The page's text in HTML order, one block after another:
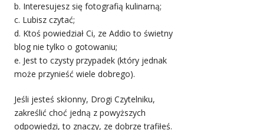
b. Interesujesz się fotografią kulinarną;
c. Lubisz czytać;
d. Ktoś powiedział Ci, ze Addio to świetny
blog nie tylko o gotowaniu;
e. Jest to czysty przypadek (który jednak
może przynieść wiele dobrego).
Jeśli jesteś skłonny, Drogi Czytelniku,
zakreślić choć jedną z powyższych
odpowiedzi, to znaczy, ze dobrze trafiłeś.